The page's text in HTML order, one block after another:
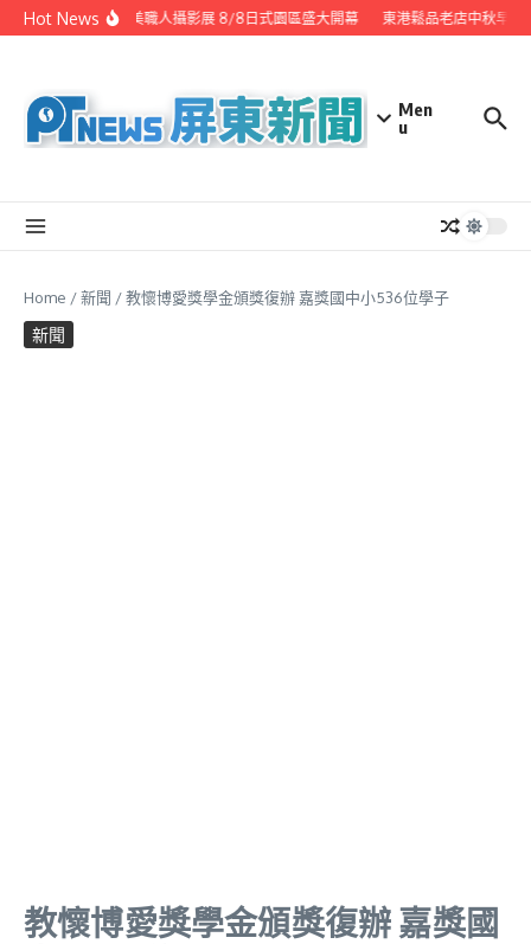
Skip to content
Hot News潮州之美職人攝影展 8/8日式園區盛大開幕 東港鬆品老店中秋早鳥
Men
u
Home /新聞 /教懷博愛獎學金頒獎復辦 嘉獎國中小536位學子
新聞
教懷博愛獎學金頒獎復辦 嘉獎國